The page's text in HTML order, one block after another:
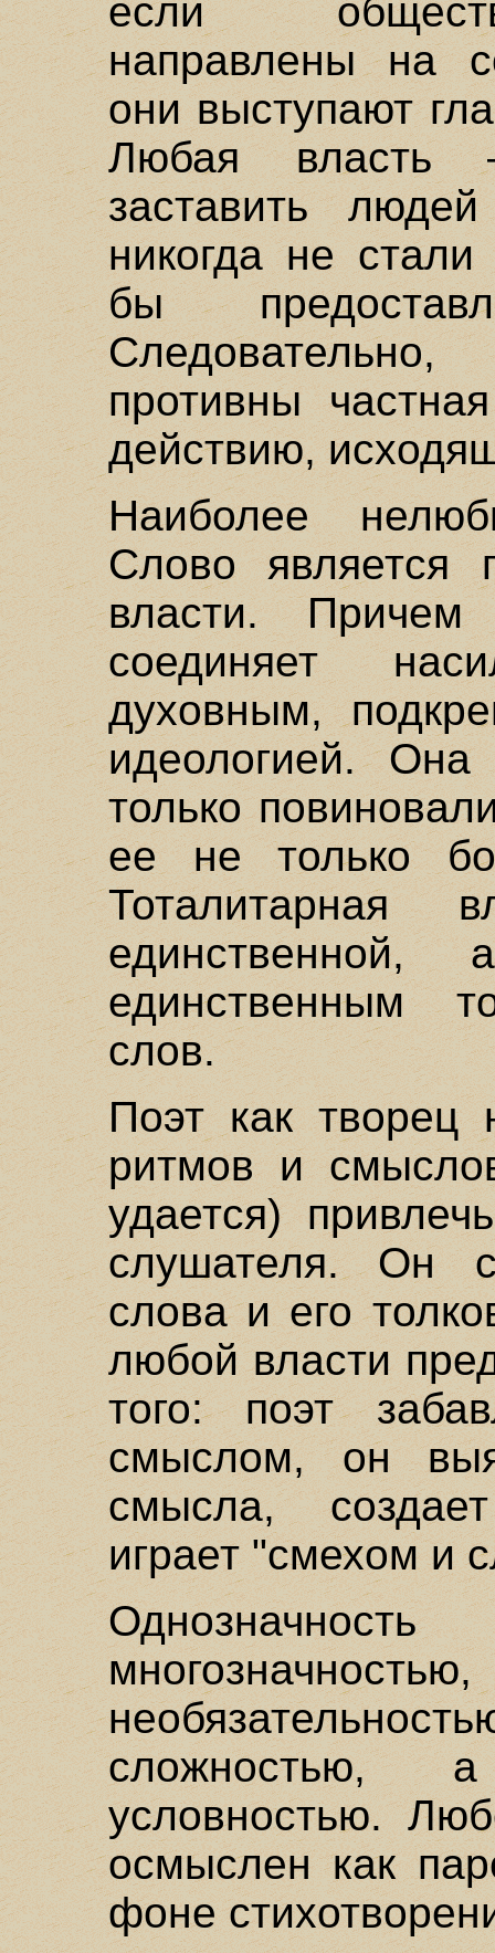
если
направлены на
они выступают
Любая власть
заставить
никогда не
бы
противны
действию,
Наиболее
Слово является
власти. Причем
соединяет
духовным,
идеологией.
только
ее не только
Тоталитарная
единственным
слов.
Поэт как творец
ритмов и
удается)
слушателя. Он
слова и его
любой власти
того: поэт
смыслом, он
смысла,
играет "смехом и
сложностью,
условностью.
осмыслен как
фоне